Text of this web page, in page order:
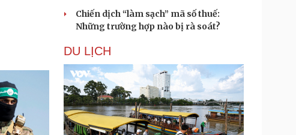
Chiến dịch “làm sạch” mã số thuế:
Những trường hợp nào bị rà soát?
DU LỊCH